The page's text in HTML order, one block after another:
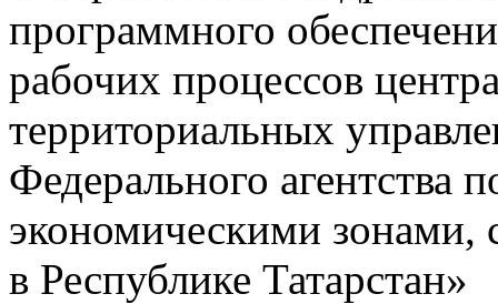
программного
рабочих процессов
территориальных
Федерального агентства
экономическими зонами,
в Республике Татарстан»